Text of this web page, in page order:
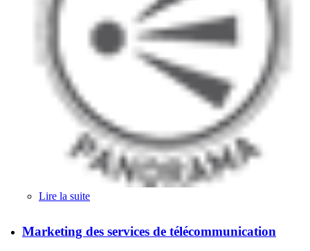
Lire la suite
Marketing des services de télécommunication